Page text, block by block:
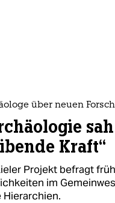
über neuen
Kraft“
Projekt befragt
im
Hierarchien.